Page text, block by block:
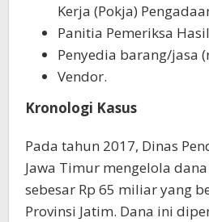
Kerja (Pokja)
Panitia Pemeriksa
Penyedia barang/jasa
Vendor.
Kronologi Kasus
Pada tahun 2017, Dinas
Jawa Timur mengelola
sebesar Rp 65 miliar yang
Provinsi Jatim. Dana ini